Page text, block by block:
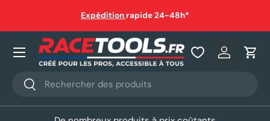
Aller au contenu
Expédition rapide 24-48h*
Recherche
Rechercher
Se
Nos produits